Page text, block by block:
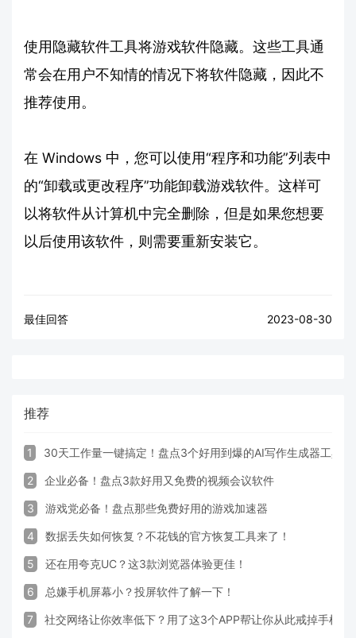
使用隐藏软件工具将游戏软件隐藏。这些工具通
常会在用户不知情的情况下将软件隐藏，因此不
推荐使用。
在 Windows 中，您可以使用“程序和功能”列表中
的“卸载或更改程序”功能卸载游戏软件。这样可
以将软件从计算机中完全删除，但是如果您想要
以后使用该软件，则需要重新安装它。
最佳回答 2023-08-30
推荐
1 30天工作量一键搞定！盘点3个好用到爆的AI写作生成器工具
2 企业必备！盘点3款好用又免费的视频会议软件
3 游戏党必备！盘点那些免费好用的游戏加速器
4 数据丢失如何恢复？不花钱的官方恢复工具来了！
5 还在用夸克UC？这3款浏览器体验更佳！
6 总嫌手机屏幕小？投屏软件了解一下！
7 社交网络让你效率低下？用了这3个APP帮让你从此戒掉手机！